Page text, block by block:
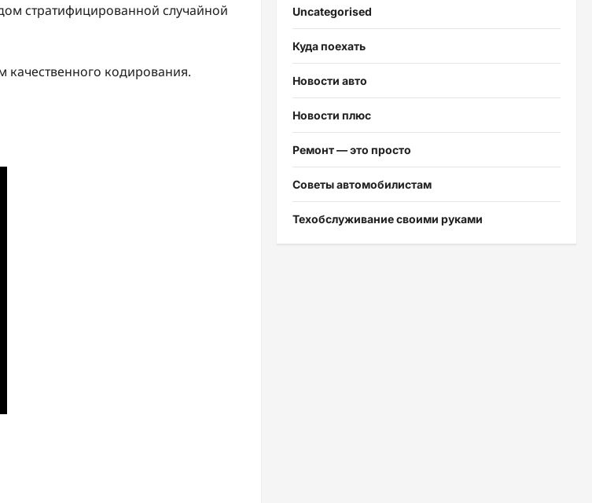
стратифицированной случайной
кодирования.
Uncategorised
Куда поехать
Новости авто
Новости плюс
Ремонт — это просто
Советы автомобилистам
Техобслуживание своими руками